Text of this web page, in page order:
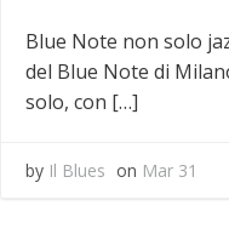
Blue Note non solo
del Blue Note di
solo, con […]
by Il Blues on Mar 31